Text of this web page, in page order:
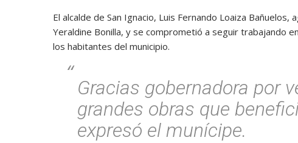
El alcalde de San Ignacio, Luis Fernando Loaiza
Yeraldine Bonilla, y se comprometió a seguir trabajando
los habitantes del municipio.
Gracias gobernadora por
grandes obras que
expresó el munícipe.